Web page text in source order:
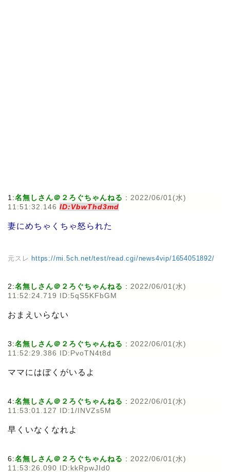
1:名無しさん＠２ろぐちゃんねる : 2022/06/01(水)
11:51:32.146 ID:VbwThd3md
妻にめちゃくちゃ怒られた
元スレ https://mi.5ch.net/test/read.cgi/news4vip/1654051892/
2:名無しさん＠２ろぐちゃんねる : 2022/06/01(水)
11:52:24.719 ID:5qS5KFbGM
おまえいらない
3:名無しさん＠２ろぐちゃんねる : 2022/06/01(水)
11:52:29.386 ID:PvoTN4t8d
ママにはぼくがいるよ
4:名無しさん＠２ろぐちゃんねる : 2022/06/01(水)
11:53:01.127 ID:1/INVZs5M
早くいなくなれよ
6:名無しさん＠２ろぐちゃんねる : 2022/06/01(水)
11:53:26.090 ID:kkRpwJId0